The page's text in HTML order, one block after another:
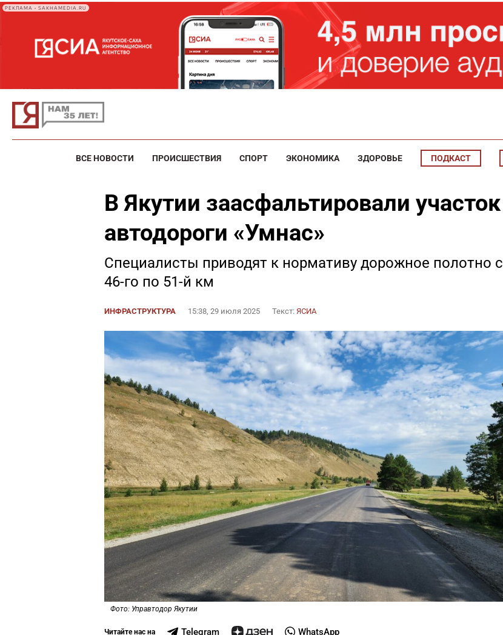
РЕКЛАМА • SAKHAMEDIA.RU
ВСЕ НОВОСТИ ПРОИСШЕСТВИЯ СПОРТ ЭКОНОМИКА ЗДОРОВЬЕ ПОДКАСТ
В Якутии заасфальтировали участок
автодороги «Умнас»
Специалисты приводят к нормативу дорожное полотно с
46-го по 51-й км
ИНФРАСТРУКТУРА 15:38, 29 июля 2025 Текст: ЯСИА
Фото: Управтодор Якутии
Читайте нас на Telegram WhatsApp